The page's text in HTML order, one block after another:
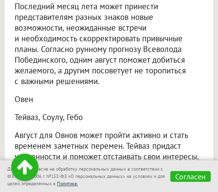
Последний месяц лета может принести
представителям разных знаков новые
возможности, неожиданные встречи
и необходимость скорректировать привычные
планы. Согласно рунному прогнозу Всеволода
Побединского, одним август поможет добиться
желаемого, а другим посоветует не торопиться
с важными решениями.
Овен
Тейваз, Соулу, Гебо
Август для Овнов может пройти активно и стать
временем заметных перемен. Тейваз придаст
уверенности и поможет отстаивать свои интересы,
Соулу усилит стремление к результату, а Гебо
напомнит о значении сотрудничества. В некоторых
ситуациях добиться цели будет проще вместе
Даю своё согласие на обработку персональных данных в соответствии с
ФЗ от 27.07.2006 г. №152-ФЗ «О персональных данных» на условиях и для
целей, определённых в Политике.
Согласен